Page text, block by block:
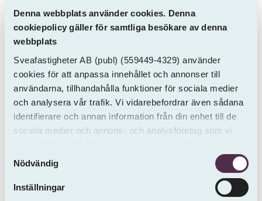
Denna webbplats använder cookies. Denna
cookiepolicy gäller för samtliga besökare av denna
webbplats
Sveafastigheter AB (publ) (559449-4329) använder
cookies för att anpassa innehållet och annonser till
användarna, tillhandahålla funktioner för sociala medier
och analysera vår trafik. Vi vidarebefordrar även sådana
identifierare och annan information från din enhet till de
sociala medier och annons- och analysföretag som vi
informationen med annan information som du har
tillhandahållit eller som de har samlat in från andra än
oss.
Samtyckesval
Nödvändig
Inställningar
1:69
Adress Rum Storlek Hyra